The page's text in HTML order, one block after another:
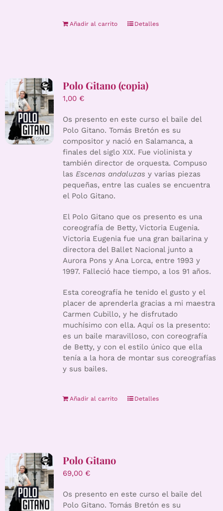
Añadir al carrito Detalles
Polo Gitano (copia)
1,00 €
Os presento en este curso el baile del
Polo Gitano. Tomás Bretón es su
compositor y nació en Salamanca, a
finales del siglo XIX. Fue violinista y
también director de orquesta. Compuso
las Escenas andaluzas y varias piezas
pequeñas, entre las cuales se encuentra
el Polo Gitano.
El Polo Gitano que os presento es una
coreografía de Betty, Victoria Eugenia.
Victoria Eugenia fue una gran bailarina y
directora del Ballet Nacional junto a
Aurora Pons y Ana Lorca, entre 1993 y
1997. Falleció hace tiempo, a los 91 años.
Esta coreografía he tenido el gusto y el
placer de aprenderla gracias a mi maestra
Carmen Cubillo, y he disfrutado
muchísimo con ella. Aquí os la presento:
es un baile maravilloso, con coreografía
de Betty, y con el estilo único que ella
tenía a la hora de montar sus coreografías
y sus bailes.
Añadir al carrito Detalles
Polo Gitano
69,00 €
Os presento en este curso el baile del
Polo Gitano. Tomás Bretón es su